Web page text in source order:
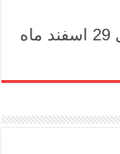
اخباروگزارش های کارگری 29 اسفند ماه